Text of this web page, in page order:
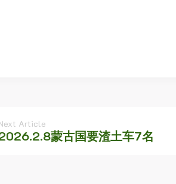
Article
蒙古国要渣土车7名